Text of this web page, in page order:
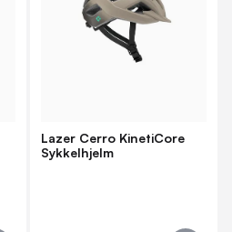
Lazer Cerro KinetiCore
Sykkelhjelm